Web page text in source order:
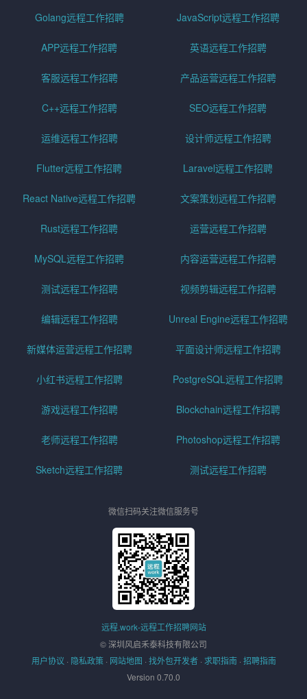
Golang远程工作招聘 JavaScript远程工作招聘
APP远程工作招聘 英语远程工作招聘
客服远程工作招聘 产品运营远程工作招聘
C++远程工作招聘 SEO远程工作招聘
运维远程工作招聘 设计师远程工作招聘
Flutter远程工作招聘 Laravel远程工作招聘
React Native远程工作招聘 文案策划远程工作招聘
Rust远程工作招聘 运营远程工作招聘
MySQL远程工作招聘 内容运营远程工作招聘
测试远程工作招聘 视频剪辑远程工作招聘
编辑远程工作招聘 Unreal Engine远程工作招聘
新媒体运营远程工作招聘 平面设计师远程工作招聘
小红书远程工作招聘 PostgreSQL远程工作招聘
游戏远程工作招聘 Blockchain远程工作招聘
老师远程工作招聘 Photoshop远程工作招聘
Sketch远程工作招聘 测试远程工作招聘
微信扫码关注微信服务号
远程.work-远程工作招聘网站
© 深圳风启禾泰科技有限公司
用户协议 · 隐私政策 · 网站地图 · 找外包开发者 · 求职指南 · 招聘指南
Version 0.70.0